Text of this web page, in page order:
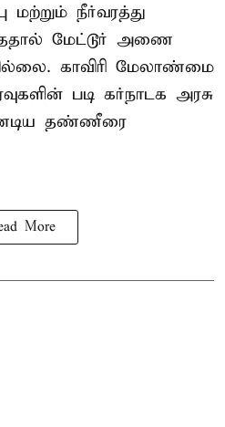
நீர்வரத்து
மேட்டூர் அணை
காவிரி மேலாண்மை
படி கர்நாடக அரசு
தண்ணீரை
More